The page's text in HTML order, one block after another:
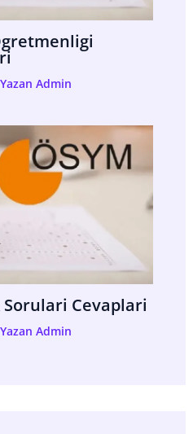
Admin
Sorulari Cevaplari
Admin